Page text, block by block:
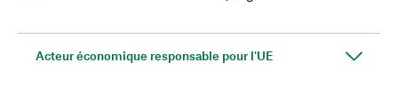
Acteur économique responsable pour l'UE